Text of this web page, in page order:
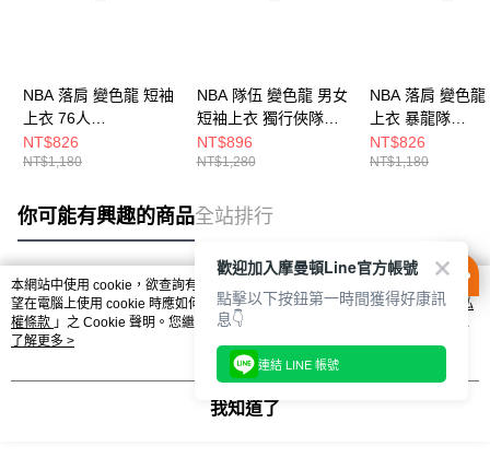
NBA 落肩 變色龍 短袖
上衣 76人
3525102520
NT$826
NT$1,180
NBA 隊伍 變色龍 男女
短袖上衣 獨行俠隊
3625103620
NT$896
NT$1,280
NBA 落肩 變色龍
上衣 暴龍隊
3525102300
NT$826
NT$1,180
你可能有興趣的商品全站排行
熱門標籤
本網站中使用 cookie，欲查詢有關本網站使用 cookie 方式之詳情，及若您不希
望在電腦上使用 cookie 時應如何變更電腦的 cookie 設定，請參閱本網站「
隱私
權條款 」之 Cookie 聲明。您繼續使用本網站即表示您同意本公司得按本網站使
用條款之 Cookie 聲明使用 cookie。
了解更多 >
我知道了
歡迎加入摩曼頓Line官方帳號
點擊以下按鈕第一時間獲得好康訊
息👇
連結 LINE 帳號